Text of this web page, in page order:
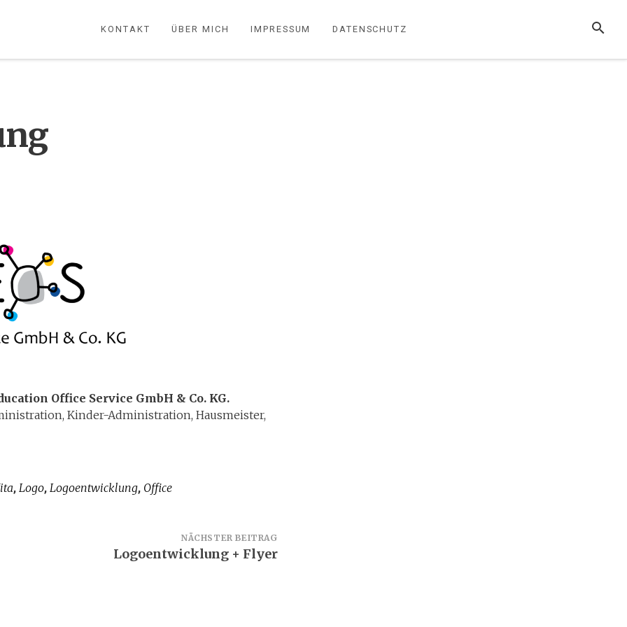
SUCHE
KONTAKT ÜBER MICH IMPRESSUM DATENSCHUTZ
Office Service GmbH & Co. KG.
Kinder-Administration, Hausmeister,
, Logo, Logoentwicklung, Office
NÄCHSTER BEITRAG
Logoentwicklung + Flyer